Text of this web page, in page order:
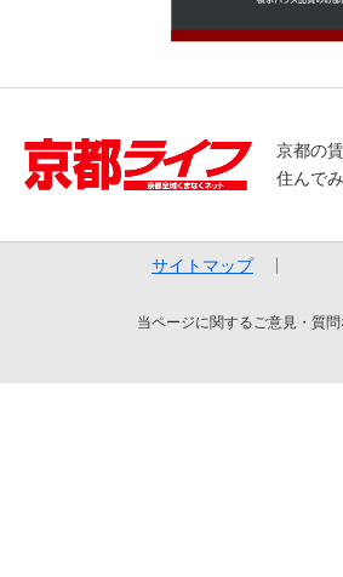
京都の
住んで
サイトマップ
当ページに関するご意見・質